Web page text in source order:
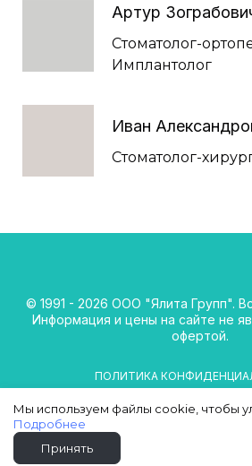
Артур
Стоматолог-
Имплантолог
Иван
Стоматолог-
© 1991 - 2026 ООО "Ялита Групп".
Информация и цены на сайте не
офертой.
ПОЛИТИКА
Мы используем файлы cookie, чтобы
Подробнее
Принять